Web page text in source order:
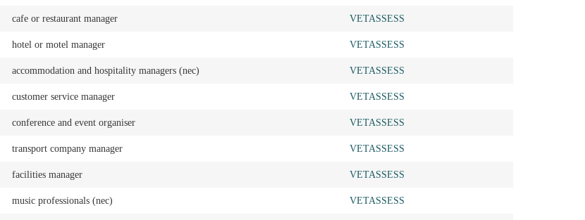
cafe or restaurant manager VETASSESS
hotel or motel manager VETASSESS
accommodation and hospitality managers (nec) VETASSESS
customer service manager VETASSESS
conference and event organiser VETASSESS
transport company manager VETASSESS
facilities manager VETASSESS
music professionals (nec) VETASSESS